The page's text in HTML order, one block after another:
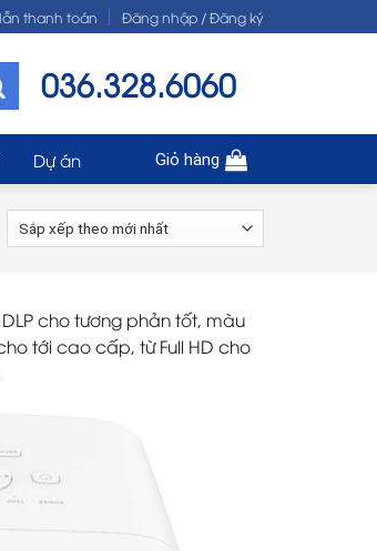
thanh toán Đăng nhập / Đăng ký
036.328.6060
Dự án Giỏ hàng
cho tương phản tốt, màu
tới cao cấp, từ Full HD cho